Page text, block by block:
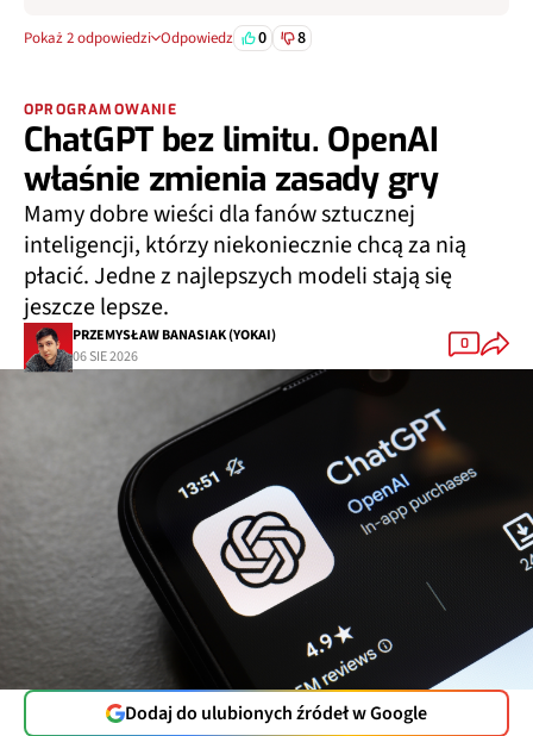
Pokaż 2 odpowiedzi Odpowiedz 0 8
OPROGRAMOWANIE
ChatGPT bez limitu. OpenAI
właśnie zmienia zasady gry
Mamy dobre wieści dla fanów sztucznej
inteligencji, którzy niekoniecznie chcą za nią
płacić. Jedne z najlepszych modeli stają się
jeszcze lepsze.
PRZEMYSŁAW BANASIAK (YOKAI)
06 SIE 2026
0
Dodaj do ulubionych źródeł w Google